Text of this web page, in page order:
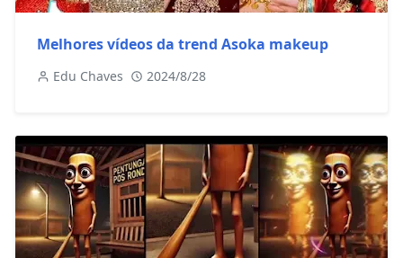
Melhores vídeos da trend Asoka makeup
Edu Chaves 2024/8/28